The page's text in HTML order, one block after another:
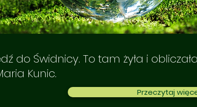
do Świdnicy. To tam żyła i
Kunic.
Przeczytaj